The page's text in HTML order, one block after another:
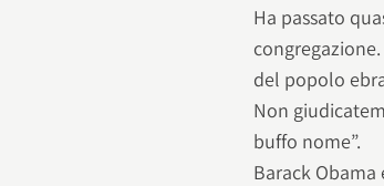
Ha passato
del popolo
Non
buffo nome”.
Barack